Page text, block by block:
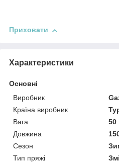
Приховати
Характеристики
Основні
Виробник
Країна виробник
Вага
50
Довжина
Сезон
Тип пряжі